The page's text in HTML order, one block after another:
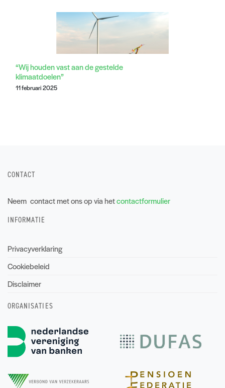
“Wij houden vast aan de gestelde
klimaatdoelen”
11 februari 2025
CONTACT
Neem contact met ons op via hetcontactformulier
INFORMATIE
Privacyverklaring
Cookiebeleid
Disclaimer
ORGANISATIES